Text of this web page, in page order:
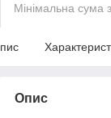
Мінімальна сума
Опис